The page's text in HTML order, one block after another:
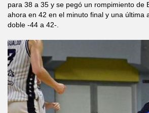
para 38 a 35 y se pegó un rompimiento de
ahora en 42 en el minuto final y una
doble -44 a 42-.